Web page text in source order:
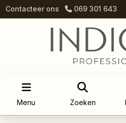
Contacteer ons 069 301 643
Menu Zoeken